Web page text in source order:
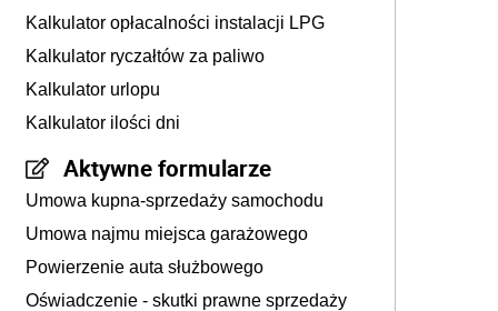
Kalkulator opłacalności instalacji LPG
Kalkulator ryczałtów za paliwo
Kalkulator urlopu
Kalkulator ilości dni
Aktywne formularze
Umowa kupna-sprzedaży samochodu
Umowa najmu miejsca garażowego
Powierzenie auta służbowego
Oświadczenie - skutki prawne sprzedaży